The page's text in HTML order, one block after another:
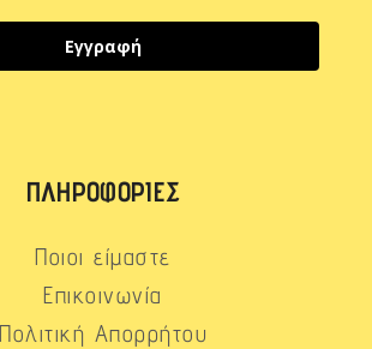
Εγγραφή
ΠΛΗΡΟΦΟΡΊΕΣ
Ποιοι είμαστε
Επικοινωνία
Πολιτική Απορρήτου